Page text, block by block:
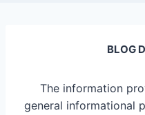
BLOG
The information
general informational